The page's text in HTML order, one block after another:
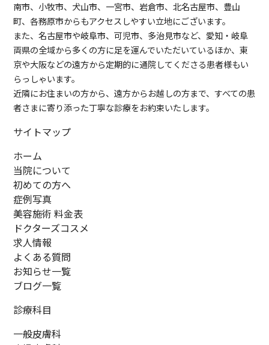
南市、小牧市、犬山市、一宮市、岩倉市、北名古屋市、豊山
町、各務原市からもアクセスしやすい立地にございます。
また、名古屋市や岐阜市、可児市、多治見市など、愛知・岐阜
両県の全域から多くの方に足を運んでいただいているほか、東
京や大阪などの遠方から定期的に通院してくださる患者様もい
らっしゃいます。
近隣にお住まいの方から、遠方からお越しの方まで、すべての患
者さまに寄り添った丁寧な診療をお約束いたします。
サイトマップ
ホーム
当院について
初めての方へ
症例写真
美容施術 料金表
ドクターズコスメ
求人情報
よくある質問
お知らせ一覧
ブログ一覧
診療科目
一般皮膚科